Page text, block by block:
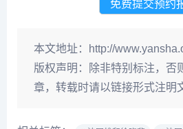
本文地址：
http://
版权声明：
除非特别标注，否
章，转载时请以链接形式注明